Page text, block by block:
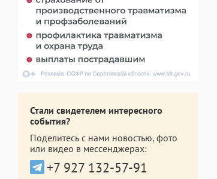
Стали свидетелем интересного
события?
Поделитесь с нами новостью, фото
или видео в мессенджерах:
+7 927 132-57-91